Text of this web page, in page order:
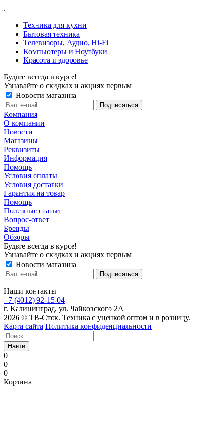
.
Техника для кухни
Бытовая техника
Телевизоры, Аудио, Hi-Fi
Компьютеры и Ноутбуки
Красота и здоровье
Будьте всегда в курсе!
Узнавайте о скидках и акциях первым
Новости магазина
Компания
О компании
Новости
Магазины
Реквизиты
Информация
Помощь
Условия оплаты
Условия доставки
Гарантия на товар
Помощь
Полезные статьи
Вопрос-ответ
Бренды
Обзоры
Будьте всегда в курсе!
Узнавайте о скидках и акциях первым
Новости магазина
Наши контакты
+7 (4012) 92-15-04
г. Калининград, ул. Чайковского 2А
2026 © ТВ-Сток. Техника с уценкой оптом и в розницу.
Карта сайта Политика конфиденциальности
Найти
0
0
0
Корзина